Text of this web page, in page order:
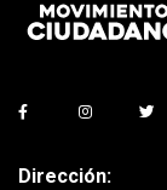
Dirección: